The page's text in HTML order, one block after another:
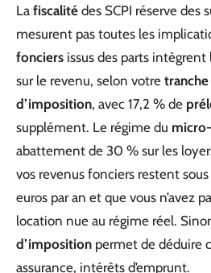
La fiscalité des SCPI réserve des
mesurent pas toutes les
fonciers issus des parts
sur le revenu, selon votre
d’imposition, avec 17,2 % de
supplément. Le régime du
abattement de 30 % sur les
vos revenus fonciers restent
euros par an et que vous n’avez
location nue au régime réel.
d’imposition permet de déduire
assurance, intérêts d’emprunt.